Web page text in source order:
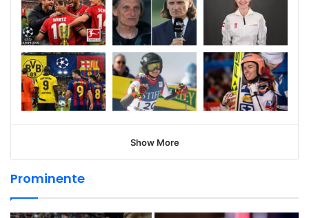
Show More
Prominente